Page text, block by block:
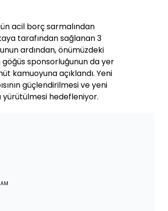
acil borç sarmalından
tarafından sağlanan 3
ardından, önümüzdeki
sponsorluğunun da yer
kamuoyuna açıklandı. Yeni
güçlendirilmesi ve yeni
yürütülmesi hedefleniyor.